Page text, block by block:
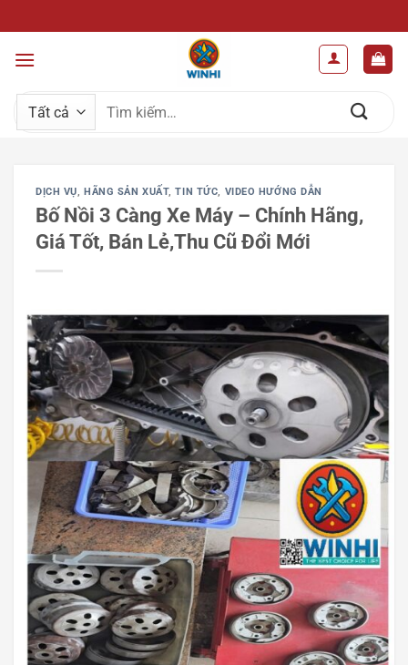
qua
nội
Tìm
kiếm:
DỊCH VỤ, HÃNG SẢN XUẤT,TIN TỨC, VIDEO HƯỚNG DẪN
Bố Nồi 3 Càng Xe Máy – Chính Hãng,
Giá Tốt, Bán Lẻ,Thu Cũ Đổi Mới